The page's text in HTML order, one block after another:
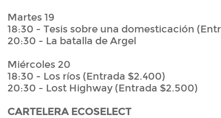
Martes 19
18:30 - Tesis sobre una domesticación
20:30 - La batalla de Argel
Miércoles 20
18:30 - Los ríos (Entrada $2.400)
20:30 - Lost Highway (Entrada $2.500)
CARTELERA ECOSELECT